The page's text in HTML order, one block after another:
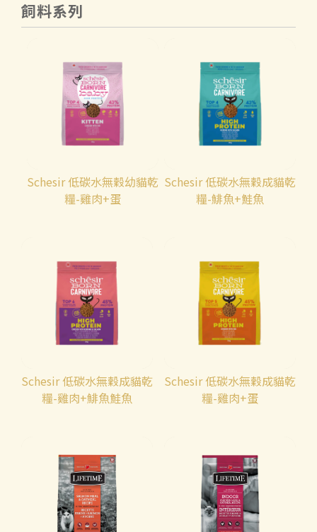
飼料系列
Schesir 低碳水無穀幼貓乾
糧-雞肉+蛋
Schesir 低碳水無穀成貓乾
糧-鯡魚+鮭魚
Schesir 低碳水無穀成貓乾
糧-雞肉+鯡魚鮭魚
Schesir 低碳水無穀成貓乾
糧-雞肉+蛋